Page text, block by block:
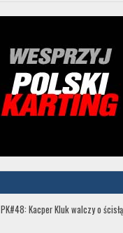
PK#48: Kacper Kluk walczy o